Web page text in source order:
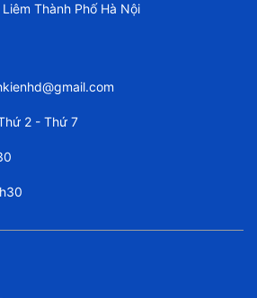
Thành Phố Hà Nội
2 - Thứ 7